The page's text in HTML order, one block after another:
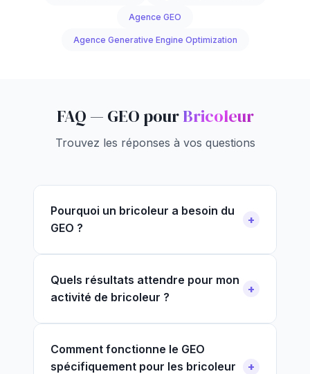
Agence GEO
Agence Generative Engine Optimization
FAQ — GEO pourBricoleur
Trouvez les réponses à vos questions
Pourquoi un bricoleur a besoin du
GEO ?
Quels résultats attendre pour mon
activité de bricoleur ?
Comment fonctionne le GEO
spécifiquement pour les bricoleur